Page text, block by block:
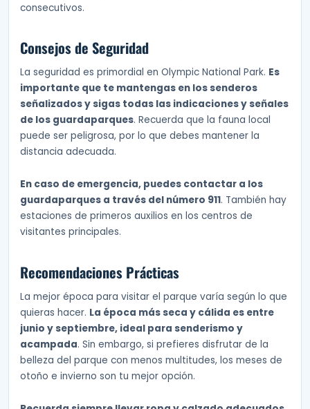
consecutivos.
Consejos de Seguridad
La seguridad es primordial en Olympic National Park. Es
importante que te mantengas en los senderos
señalizados y sigas todas las indicaciones y señales
de los guardaparques. Recuerda que la fauna local
puede ser peligrosa, por lo que debes mantener la
distancia adecuada.
En caso de emergencia, puedes contactar a los
guardaparques a través del número 911. También hay
estaciones de primeros auxilios en los centros de
visitantes principales.
Recomendaciones Prácticas
La mejor época para visitar el parque varía según lo que
quieras hacer. La época más seca y cálida es entre
junio y septiembre, ideal para senderismo y
acampada. Sin embargo, si prefieres disfrutar de la
belleza del parque con menos multitudes, los meses de
otoño e invierno son tu mejor opción.